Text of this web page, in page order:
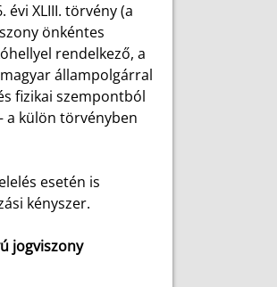
XLIII. törvény (a
önkéntes
rendelkező, a
állampolgárral
fizikai szempontból
a külön törvényben
esetén is
kényszer.
jogviszony